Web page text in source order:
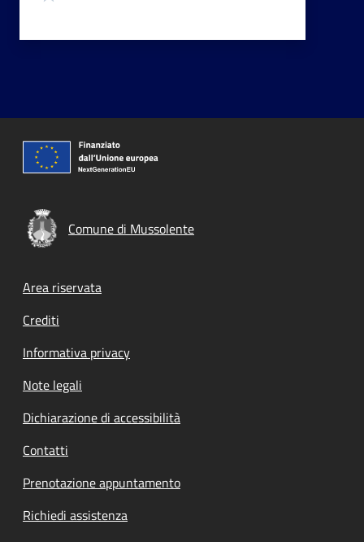
Comune di Mussolente
Footer menu
Area riservata
Crediti
Informativa privacy
Note legali
Dichiarazione di accessibilità
Contatti
Prenotazione appuntamento
Richiedi assistenza